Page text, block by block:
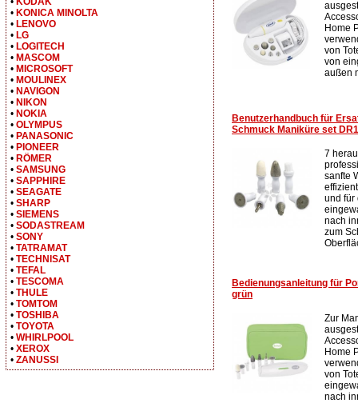
Home
von
von
außen
Benutzerhandbuch für
Schmuck Maniküre set
7
sanfte
und für
nach
zum
Bedienungsanleitung für
grün
Zur
Home
von
nach
• KONICA MINOLTA
• LENOVO
• LG
• LOGITECH
• MASCOM
• MICROSOFT
• MOULINEX
• NAVIGON
• NIKON
• NOKIA
• OLYMPUS
• PANASONIC
• PIONEER
• RÖMER
• SAMSUNG
• SAPPHIRE
• SEAGATE
• SHARP
• SIEMENS
• SODASTREAM
• SONY
• TATRAMAT
• TECHNISAT
• TEFAL
• TESCOMA
• THULE
• TOMTOM
• TOSHIBA
• TOYOTA
• WHIRLPOOL
• XEROX
• ZANUSSI